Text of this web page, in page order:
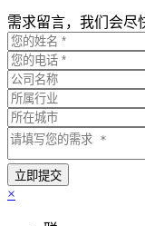
需求留言，我们会尽
×